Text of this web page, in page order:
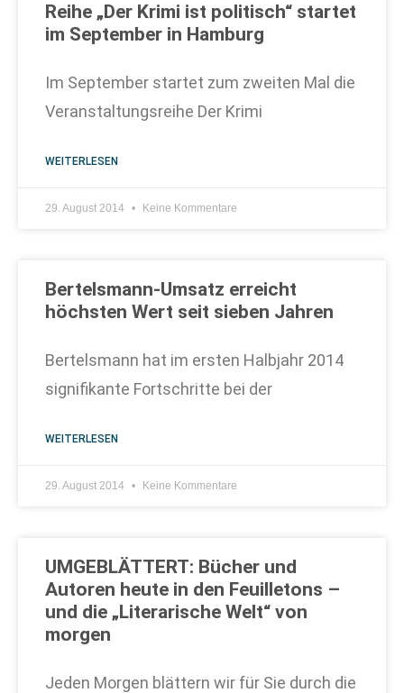
Reihe „Der Krimi ist politisch“ startet
im September in Hamburg
Im September startet zum zweiten Mal die
Veranstaltungsreihe Der Krimi
WEITERLESEN
29. August 2014 Keine Kommentare
Bertelsmann-Umsatz erreicht
höchsten Wert seit sieben Jahren
Bertelsmann hat im ersten Halbjahr 2014
signifikante Fortschritte bei der
WEITERLESEN
29. August 2014 Keine Kommentare
UMGEBLÄTTERT: Bücher und
Autoren heute in den Feuilletons –
und die „Literarische Welt“ von
morgen
Jeden Morgen blättern wir für Sie durch die